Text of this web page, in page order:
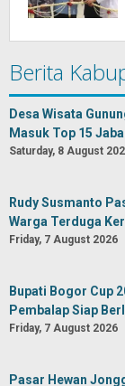
Berita
Desa Wisata
Masuk Top 15
Saturday, 8 August
Rudy Susmanto
Warga Terduga
Friday, 7 August 2026
Bupati Bogor Cup
Pembalap Siap
Friday, 7 August 2026
Pasar Hewan